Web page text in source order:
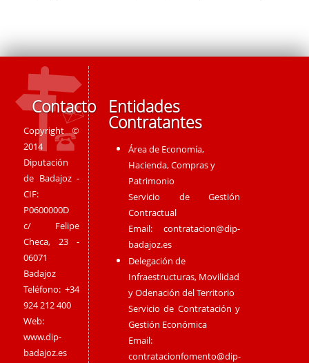
Contacto
Copyright ©
2014
Diputación
de Badajoz -
CIF:
P0600000D
c/ Felipe
Checa, 23 -
06071
Badajoz
Teléfono: +34
924 212 400
Web:
www.dip-
badajoz.es
Entidades
Contratantes
Área de Economía,
Hacienda, Compras y
Patrimonio
Servicio de Gestión
Contractual
Email:contratacion@dip-
badajoz.es
Delegación de
Infraestructuras, Movilidad
y Odenación del Territorio
Servicio de Contratación y
Gestión Económica
Email:
contratacionfomento@dip-